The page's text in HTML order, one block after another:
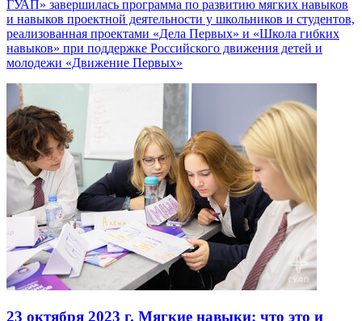
ГУАП» завершилась программа по развитию мягких навыков
и навыков проектной деятельности у школьников и студентов,
реализованная проектами «Дела Первых» и «Школа гибких
навыков» при поддержке Российского движения детей и
молодежи «Движение Первых»
23 октября 2023 г. Мягкие навыки: что это и